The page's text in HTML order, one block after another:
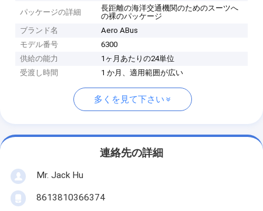
パッケージの詳細
長距離の海洋交通機関のためのスーツへ
の裸のパッケージ
ブランド名
Aero ABus
モデル番号
6300
供給の能力
1ヶ月あたりの24単位
受渡し時間
1 か月、適用範囲が広い
多くを見て下さい
連絡先の詳細
Mr. Jack Hu
8613810366374